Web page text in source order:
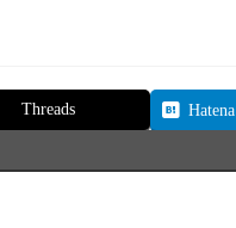
Threads Hatena